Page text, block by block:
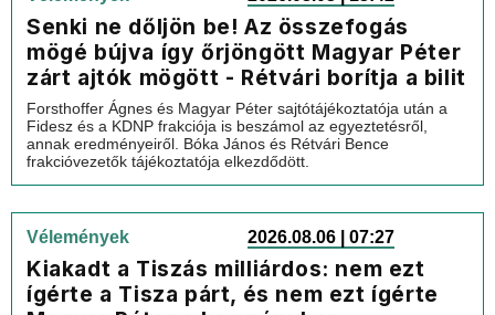
Senki ne dőljön be! Az összefogás
mögé bújva így őrjöngött Magyar Péter
zárt ajtók mögött - Rétvári borítja a bilit
Forsthoffer Ágnes és Magyar Péter sajtótájékoztatója után a
Fidesz és a KDNP frakciója is beszámol az egyeztetésről,
annak eredményeiről. Bóka János és Rétvári Bence
frakcióvezetők tájékoztatója elkezdődött.
Vélemények 2026.08.06 | 07:27
Kiakadt a Tiszás milliárdos: nem ezt
ígérte a Tisza párt, és nem ezt ígérte